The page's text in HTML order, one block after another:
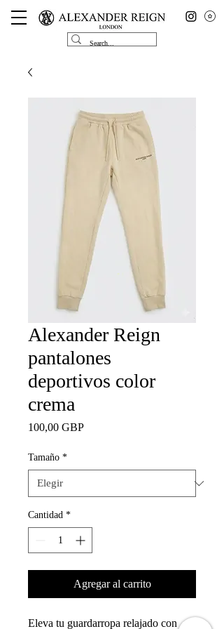
Alexander Reign
pantalones
deportivos color
crema
100,00 GBPPrecio
Tamaño *
Cantidad *
Agregar al carrito
Eleva tu guardarropa relajado con